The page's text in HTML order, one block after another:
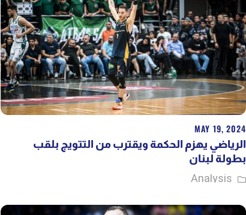
MAY 19, 2024
الرياضي يهزم الحكمة ويقترب من التتويج بلقب
بطولة لبنان
Analysis